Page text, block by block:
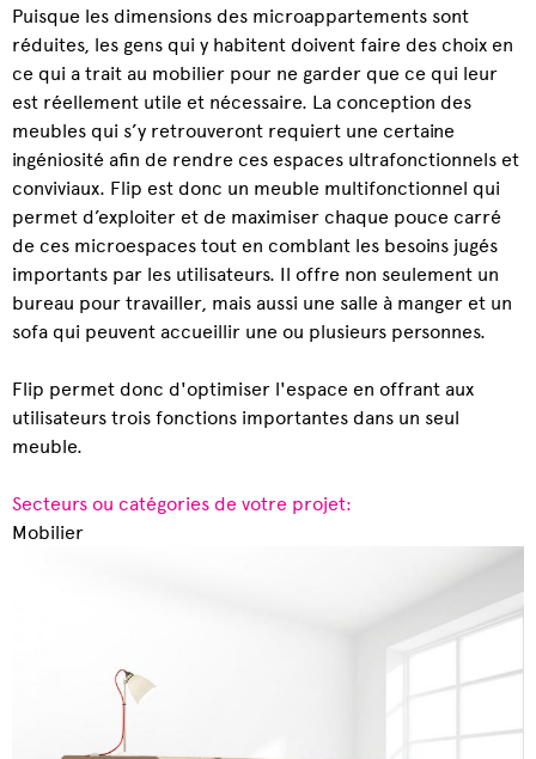
Puisque les dimensions des microappartements sont
réduites, les gens qui y habitent doivent faire des choix en
ce qui a trait au mobilier pour ne garder que ce qui leur
est réellement utile et nécessaire. La conception des
meubles qui s’y retrouveront requiert une certaine
ingéniosité afin de rendre ces espaces ultrafonctionnels et
conviviaux. Flip est donc un meuble multifonctionnel qui
permet d’exploiter et de maximiser chaque pouce carré
de ces microespaces tout en comblant les besoins jugés
importants par les utilisateurs. Il offre non seulement un
bureau pour travailler, mais aussi une salle à manger et un
sofa qui peuvent accueillir une ou plusieurs personnes.
Flip permet donc d'optimiser l'espace en offrant aux
utilisateurs trois fonctions importantes dans un seul
meuble.
Secteurs ou catégories de votre projet:
Mobilier